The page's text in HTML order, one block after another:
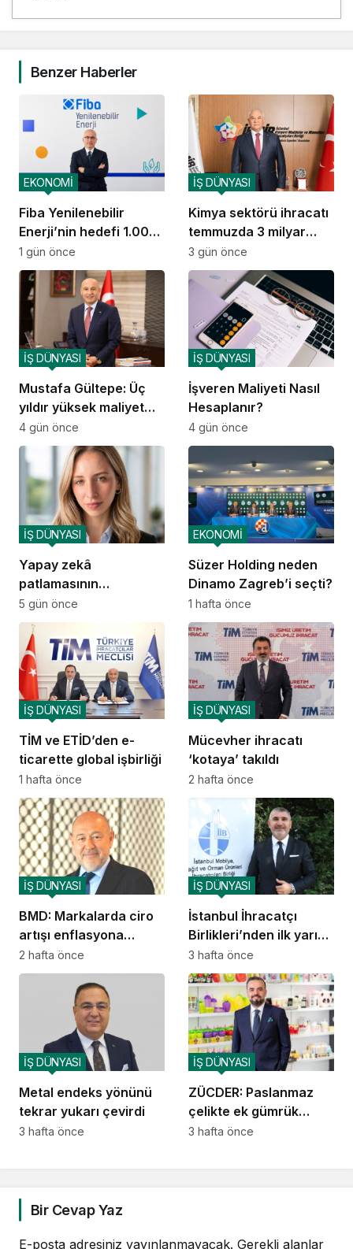
Benzer Haberler
Fiba Yenilenebilir
Enerji’nin hedefi 1.000
MW
EKONOMİ
1 gün önce
Kimya sektörü ihracatı
temmuzda 3 milyar
doları aştı
İŞ DÜNYASI
3 gün önce
Mustafa Gültepe: Üç
yıldır yüksek maliyet
sorunuyla mücadele
ediyoruz
İŞ DÜNYASI
4 gün önce
İşveren Maliyeti Nasıl
Hesaplanır?
İŞ DÜNYASI
4 gün önce
Yapay zekâ
patlamasının
arkasındaki sessiz
darboğaz: Elektrik
İŞ DÜNYASI
5 gün önce
Süzer Holding neden
Dinamo Zagreb’i seçti?
EKONOMİ
1 hafta önce
TİM ve ETİD’den e-
ticarette global işbirliği
İŞ DÜNYASI
1 hafta önce
Mücevher ihracatı
‘kotaya’ takıldı
İŞ DÜNYASI
2 hafta önce
BMD: Markalarda ciro
artışı enflasyona
yetişemiyor
İŞ DÜNYASI
2 hafta önce
İstanbul İhracatçı
Birlikleri’nden ilk yarıda
6 milyar 450 milyon
dolarlık ihracat
İŞ DÜNYASI
3 hafta önce
Metal endeks yönünü
tekrar yukarı çevirdi
İŞ DÜNYASI
3 hafta önce
ZÜCDER: Paslanmaz
çelikte ek gümrük
vergileri kaldırılmalı
İŞ DÜNYASI
3 hafta önce
Bir Cevap Yaz
E-posta adresiniz yayınlanmayacak. Gerekli alanlar